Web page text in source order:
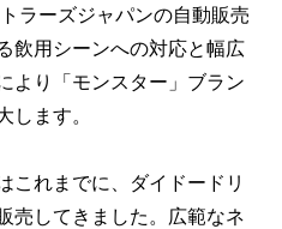
ラーズジャパンの自動販売
飲用シーンへの対応と幅広
より「モンスター」ブラン
します。
れまでに、ダイドードリ
売してきました。広範なネ